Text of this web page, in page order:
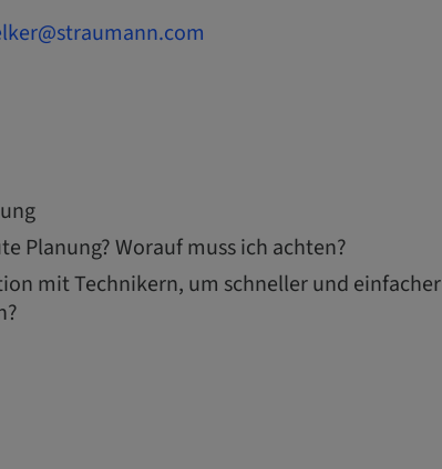
Planung? Worauf muss ich achten?
mit Technikern, um schneller und einfacher